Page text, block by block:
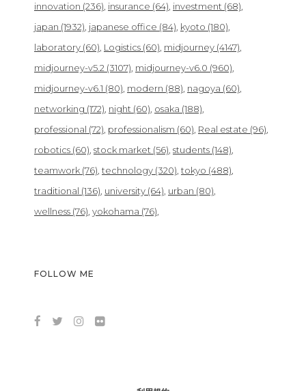
innovation (236) insurance (64) investment (68)
japan (1932) japanese office (84) kyoto (180)
laboratory (60) Logistics (60) midjourney (4147)
midjourney-v5.2 (3107) midjourney-v6.0 (960)
midjourney-v6.1 (80) modern (88) nagoya (60)
networking (172) night (60) osaka (188)
professional (72) professionalism (60) Real estate (96)
robotics (60) stock market (56) students (148)
teamwork (76) technology (320) tokyo (488)
traditional (136) university (64) urban (80)
wellness (76) yokohama (76)
FOLLOW ME